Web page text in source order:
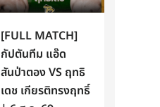
[FULL MATCH]
กัปตันทีม แอ๊ด
สันป่าตอง VS ฤทธิ
เดช เกียรติทรงฤทธิ์